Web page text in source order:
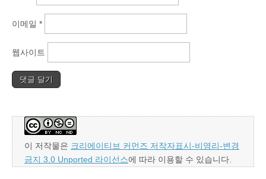
이메일 *
웹사이트
이 저작물은 크리에이티브 커먼즈 저작자표시-비영리-변경
금지 3.0 Unported 라이선스에 따라 이용할 수 있습니다.